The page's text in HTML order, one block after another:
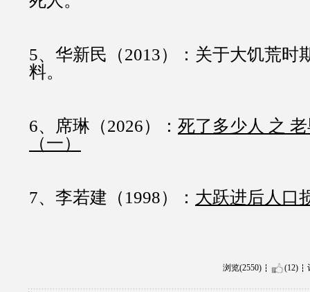
5、华新民（2013） ： 关于大饥荒时
料。
6、席琳（2026）： 死了多少人 之
（一）
7、李若建（1998）： 大跃进后人口
浏览(2550) (12)